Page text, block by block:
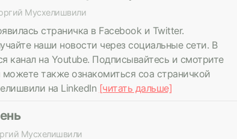
Мусхелишвили
страничка в Facebook и Twitter.
наши новости через социальные сети. В
канал на Youtube. Подписывайтесь и смотрите
также ознакомиться соа страничкой
на LinkedIn [читать дальше]
Мусхелишвили